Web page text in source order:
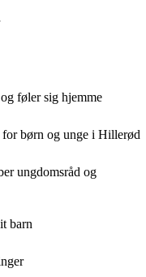
føler sig hjemme
børn og unge i Hillerød
ungdomsråd og
barn